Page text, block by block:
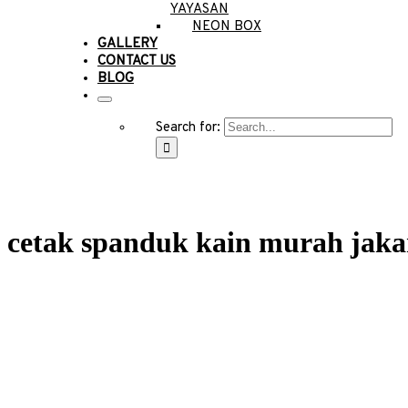
YAYASAN
NEON BOX
GALLERY
CONTACT US
BLOG
Search for:
cetak spanduk kain murah